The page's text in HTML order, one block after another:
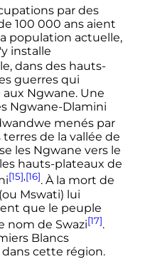
par des
100 000 ansaient
population actuelle,
installe
, dans des hauts-
guerres qui
Ngwane. Une
Ngwane-Dlamini
menés par
de la vallée de
les Ngwane vers le
hauts-plateaux de
[15],[16]. À la mort de
Mswati) lui
que le peuple
nom de Swazi[17].
Blancs
cette région.